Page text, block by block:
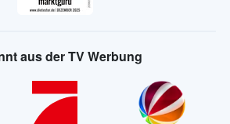
aus der TV Werbung